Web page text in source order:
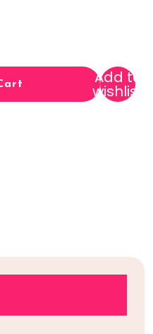
Add to
wishlist